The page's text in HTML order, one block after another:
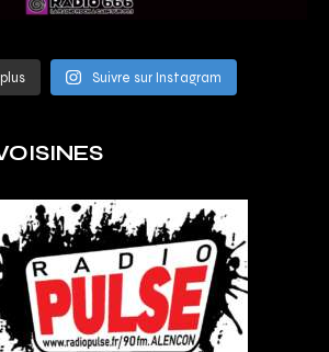
Suivre sur Instagram